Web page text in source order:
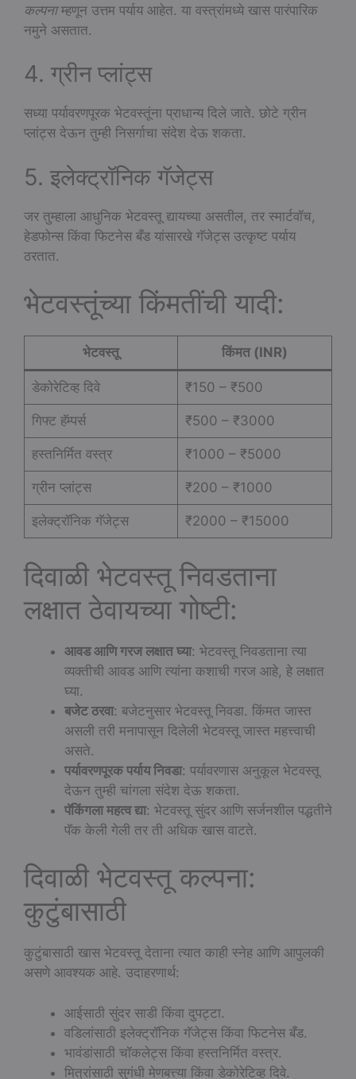
कल्पनाम्हणून उत्तम पर्याय आहेत. या वस्त्रांमध्ये खास पारंपारिक
नमुने असतात.
4. ग्रीन प्लांट्स
सध्या पर्यावरणपूरक भेटवस्तूंना प्राधान्य दिले जाते. छोटे ग्रीन
प्लांट्स देऊन तुम्ही निसर्गाचा संदेश देऊ शकता.
5. इलेक्ट्रॉनिक गॅजेट्स
जर तुम्हाला आधुनिक भेटवस्तू द्यायच्या असतील, तर स्मार्टवॉच,
हेडफोन्स किंवा फिटनेस बँड यांसारखे गॅजेट्स उत्कृष्ट पर्याय
ठरतात.
भेटवस्तूंच्या किंमतींची यादी:
भेटवस्तू किंमत (INR)
डेकोरेटिव्ह दिवे ₹150 – ₹500
गिफ्ट हॅम्पर्स ₹500 – ₹3000
हस्तनिर्मित वस्त्र ₹1000 – ₹5000
ग्रीन प्लांट्स ₹200 – ₹1000
इलेक्ट्रॉनिक गॅजेट्स ₹2000 – ₹15000
दिवाळी भेटवस्तू निवडताना
लक्षात ठेवायच्या गोष्टी:
आवड आणि गरज लक्षात घ्या: भेटवस्तू निवडताना त्या
व्यक्तीची आवड आणि त्यांना कशाची गरज आहे, हे लक्षात
घ्या.
बजेट ठरवा: बजेटनुसार भेटवस्तू निवडा. किंमत जास्त
असली तरी मनापासून दिलेली भेटवस्तू जास्त महत्त्वाची
असते.
पर्यावरणपूरक पर्याय निवडा: पर्यावरणास अनुकूल भेटवस्तू
देऊन तुम्ही चांगला संदेश देऊ शकता.
पॅकिंगला महत्व द्या: भेटवस्तू सुंदर आणि सर्जनशील पद्धतीने
पॅक केली गेली तर ती अधिक खास वाटते.
दिवाळी भेटवस्तू कल्पना:
कुटुंबासाठी
कुटुंबासाठी खास भेटवस्तू देताना त्यात काही स्नेह आणि आपुलकी
असणे आवश्यक आहे. उदाहरणार्थ:
आईसाठी सुंदर साडी किंवा दुपट्टा.
वडिलांसाठी इलेक्ट्रॉनिक गॅजेट्स किंवा फिटनेस बँड.
भावंडांसाठी चॉकलेट्स किंवा हस्तनिर्मित वस्त्र.
मित्रांसाठी सुगंधी मेणबत्त्या किंवा डेकोरेटिव्ह दिवे.